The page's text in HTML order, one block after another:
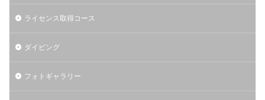
ライセンス取得コース
ダイビング
フォトギャラリー